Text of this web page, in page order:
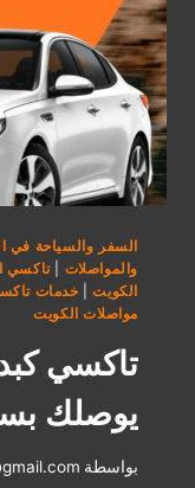
السفر والسياحة في
والمواصلات |تاكسي
الكويت| خدمات تاكسي 24
مواصلات الكويت
تاكسي
يوصلك
بواسطة